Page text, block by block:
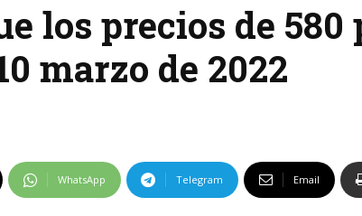
los precios de 580
marzo de 2022
WhatsApp Telegram Email